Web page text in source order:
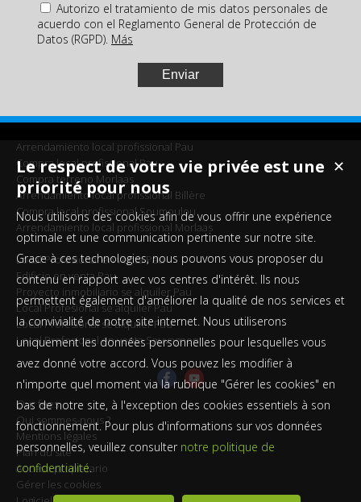
Autorizo el tratamiento de mis datos personales de
acuerdo con el Reglamento General de Protección de
Datos (RGPD). Más
Arrendamiento local profissional Pau
Compra local profissional Pau
Compra terreno Morlaas
Arrendamiento local profissional Billère
Compra local profissional Soumoulou
Arrendamiento local profissional Morlaas
Local Profesional en venta Pau
Edificio en venta Pau
Proyecto inmobiliario se alquiler Pau
Local Profesional se alquiler Pau
Local Profesional se alquiler Pau
Local Profesional en venta Sauvagnon
Our fees
Qui sommes-nous ?
Mentions légales
Plan du site
Acceso propietario
Gérer les cookies
✕
Le respect de votre vie privée est une
priorité pour nous
Nous utilisons des cookies afin de vous offrir une expérience
optimale et une communication pertinente sur notre site.
Grace à ces technologies, nous pouvons vous proposer du
contenu en rapport avec vos centres d'intérêt. Ils nous
permettent également d'améliorer la qualité de nos services et
la convivialité de notre site internet. Nous utiliserons
uniquement les données personnelles pour lesquelles vous
avez donné votre accord. Vous pouvez les modifier à
n'importe quel moment via la rubrique "Gérer les cookies" en
bas de notre site, à l'exception des cookies essentiels à son
fonctionnement. Pour plus d'informations sur vos données
personnelles, veuillez consulter notre politique de
confidentialité.